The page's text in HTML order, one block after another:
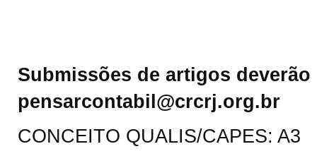
Submissões de artigos
pensarcontabil@crcrj.org.br
CONCEITO QUALIS/CAPES: A3